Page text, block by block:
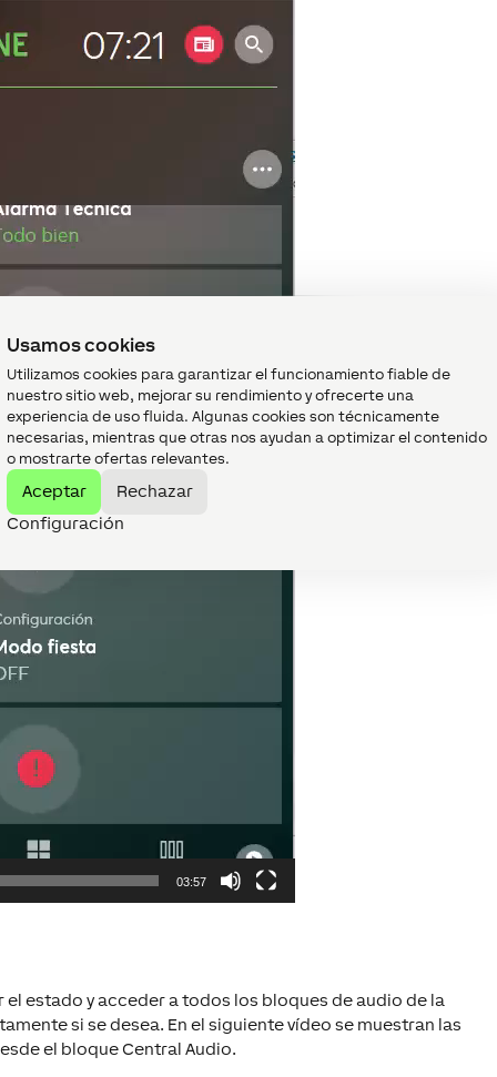
Usamos cookies
Utilizamos cookies para garantizar el funcionamiento fiable de
nuestro sitio web, mejorar su rendimiento y ofrecerte una
experiencia de uso fluida. Algunas cookies son técnicamente
necesarias, mientras que otras nos ayudan a optimizar el contenido
o mostrarte ofertas relevantes.
Aceptar
Rechazar
Configuración
03:57
estado y acceder a todos los bloques de audio de la
si se desea. En el siguiente vídeo se muestran las
el bloque Central Audio.